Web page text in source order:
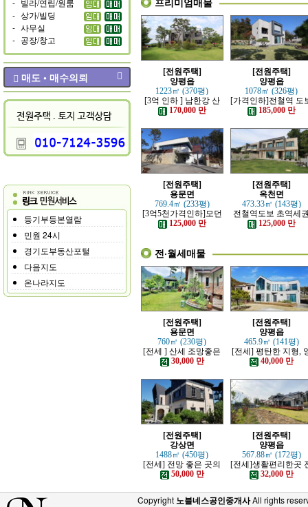
- 빌라/연립/원룸
- 상가/빌딩
- 사무실
- 공장/창고
매도 • 매수의뢰
등기부등본열람
민원 24시
경기도부동산포털
다음지도
온나라지도
[전원주택]
양평읍
1223㎡ (370평)
[3억 인하 ] 남한강 산
책로 접한 최고급 전원
170,000 만
[전원주택]
양평읍
1078㎡ (326평)
[가격인하]전철역 도
강조망 되는 고급 전
185,000 만
[전원주택]
용문면
769.4㎡ (233평)
[3억5천가격인하]모던
하고 고급스러운 본채,
별채있는 전원주택
125,000 만
[전원주택]
옥천면
473.33㎡ (143평)
전철역도보 초역세
강조망 고급전원주
125,000 만
전·월세매물
[전원주택]
용문면
760㎡ (230평)
[전세 ] 산세 조망좋은
정원 예쁜, 단층주택
30,000 만
[전원주택]
양평읍
465.9㎡ (141평)
[전세] 평탄한 지형,
평시내 차량 접근성
수한 전원주택
40,000 만
[전원주택]
강상면
1488㎡ (450평)
[전세] 전망 좋은 곳의
고급 전원주택
50,000 만
[전원주택]
양평읍
567.88㎡ (172평)
[전세]생활편리한곳
망트인 전원주택
32,000 만
Copyright 노블네스공인중개사All rights